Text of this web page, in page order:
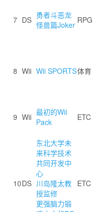
7 DS 勇者斗恶龙
怪兽篇Joker RPG
8 Wii Wii SPORTS体育
9 Wii 最初的Wii
Pack
ETC
10DS
东北大学未
来科学技术
共同开发中
心
川岛隆太教
授监修
更强脑力锻
ETC